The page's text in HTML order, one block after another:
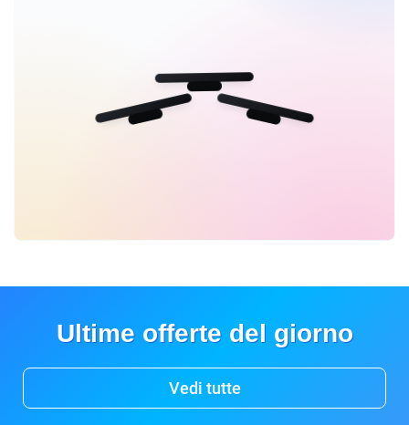
Ultime offerte del giorno
Vedi tutte